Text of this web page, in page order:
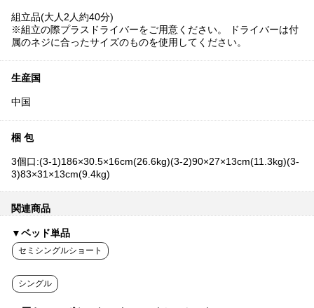
組立品(大人2人約40分)
※組立の際プラスドライバーをご用意ください。 ドライバーは付
属のネジに合ったサイズのものを使用してください。
生産国
中国
梱 包
3個口:(3-1)186×30.5×16cm(26.6kg)(3-2)90×27×13cm(11.3kg)(3-
3)83×31×13cm(9.4kg)
関連商品
▼ベッド単品
セミシングルショート
シングル